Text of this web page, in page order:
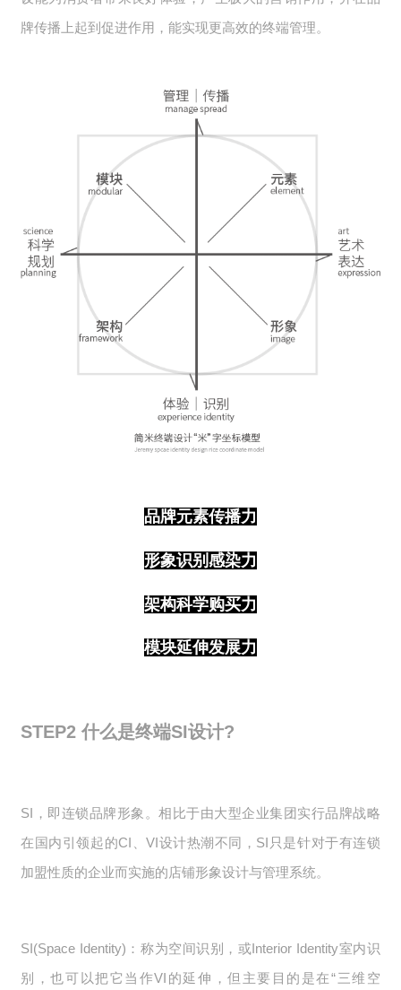
牌传播上起到促进作用，能实现更高效的终端管理。
品牌元素传播力
形象识别感染力
架构科学购买力
模块延伸发展力
STEP2什么是终端SI设计?
SI，即连锁品牌形象。相比于由大型企业集团实行品牌战略
在国内引领起的CI、VI设计热潮不同，SI只是针对于有连锁
加盟性质的企业而实施的店铺形象设计与管理系统。
SI(Space Identity)：称为空间识别，或Interior Identity室内识
别，也可以把它当作VI的延伸，但主要目的是在“三维空